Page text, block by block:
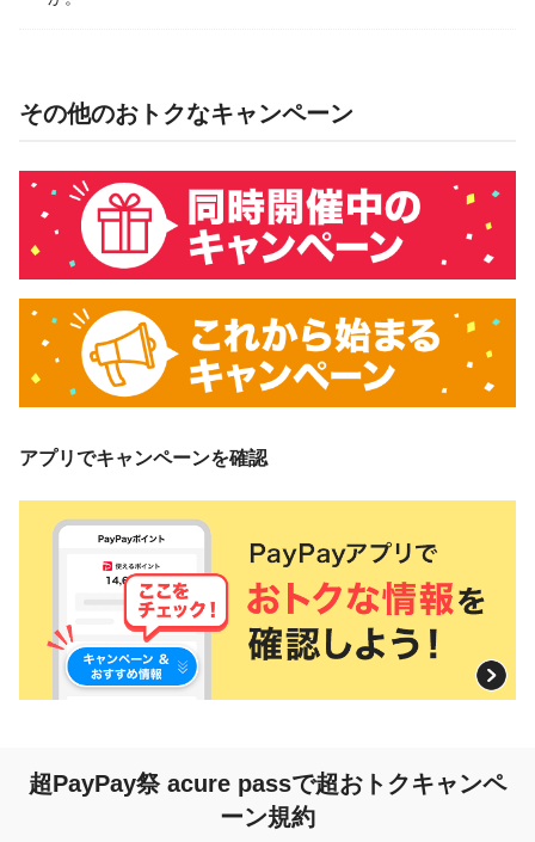
その他のおトクなキャンペーン
アプリでキャンペーンを確認
超PayPay祭 acure passで超おトクキャンペ
ーン規約